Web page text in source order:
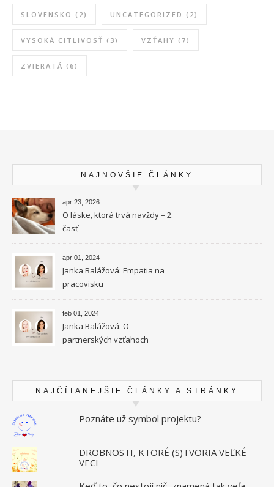
SLOVENSKO (2) UNCATEGORIZED (2)
VYSOKÁ CITLIVOSŤ (3) VZŤAHY (7)
ZVIERATÁ (6)
NAJNOVŠIE ČLÁNKY
apr 23, 2026
O láske, ktorá trvá navždy – 2.
časť
apr 01, 2024
Janka Balážová: Empatia na
pracovisku
feb 01, 2024
Janka Balážová: O
partnerských vzťahoch
NAJČÍTANEJŠIE ČLÁNKY A STRÁNKY
Poznáte už symbol projektu?
DROBNOSTI, KTORÉ (S)TVORIA VEĽKÉ
VECI